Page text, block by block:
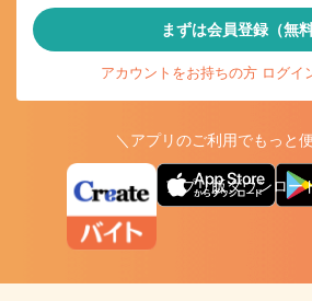
まずは会員登録（無料
アカウントをお持ちの方 ログイ
＼アプリのご利用でもっと
アプリ版ダウンロー